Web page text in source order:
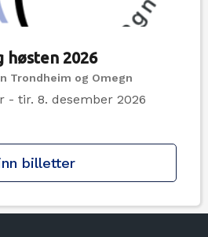
høsten 2026
Trondheim og Omegn
- tir. 8. desember 2026
billetter